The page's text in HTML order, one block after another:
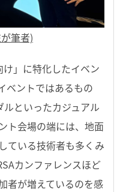
筆者)
」に特化したイベン
ベントではあるもの
といったカジュアル
ト会場の端には、地面
ている技術者も多くみ
カンファレンスほど
者が増えているのを感